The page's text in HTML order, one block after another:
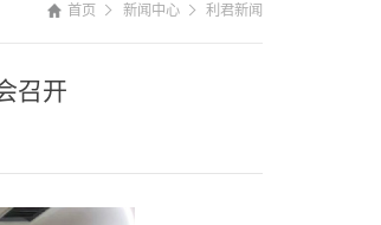
首页 新闻中心 利君新闻
召开